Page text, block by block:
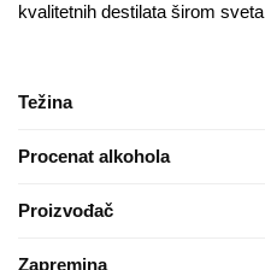
kvalitetnih destilata širom sveta
Težina
Procenat alkohola
Proizvođač
Zapremina